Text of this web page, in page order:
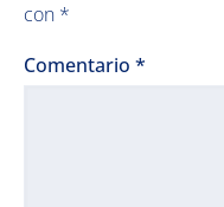
con *
Comentario *